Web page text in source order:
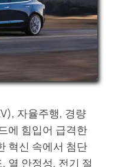
자율주행, 경량
에 힘입어 급격한
혁신 속에서 첨단
열 안정성, 전기 절